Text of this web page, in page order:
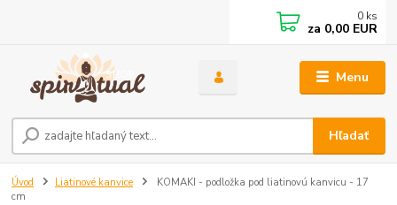
Menu
Hľadať
0 ks
za 0,00 EUR
Úvod Liatinové kanvice
KOMAKI - podložka pod liatinovú kanvicu - 17
cm